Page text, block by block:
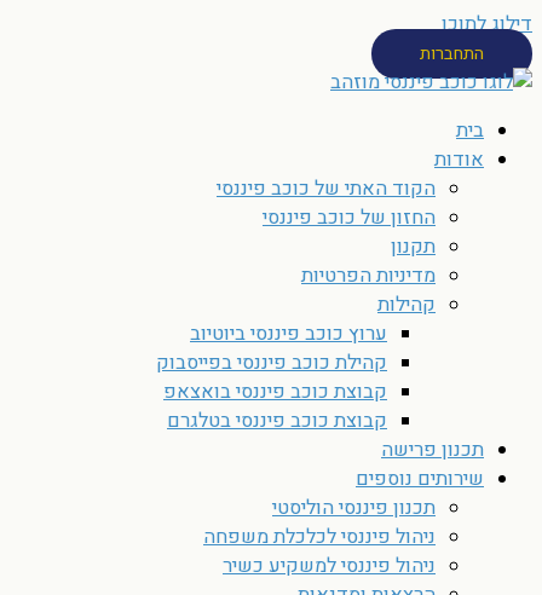
דילוג לתוכן
התחברות
בית
אודות
הקוד האתי של כוכב פיננסי
החזון של כוכב פיננסי
תקנון
מדיניות הפרטיות
קהילות
ערוץ כוכב פיננסי ביוטיוב
קהילת כוכב פיננסי בפייסבוק
קבוצת כוכב פיננסי בואצאפ
קבוצת כוכב פיננסי בטלגרם
תכנון פרישה
שירותים נוספים
תכנון פיננסי הוליסטי
ניהול פיננסי לכלכלת משפחה
ניהול פיננסי למשקיע כשיר